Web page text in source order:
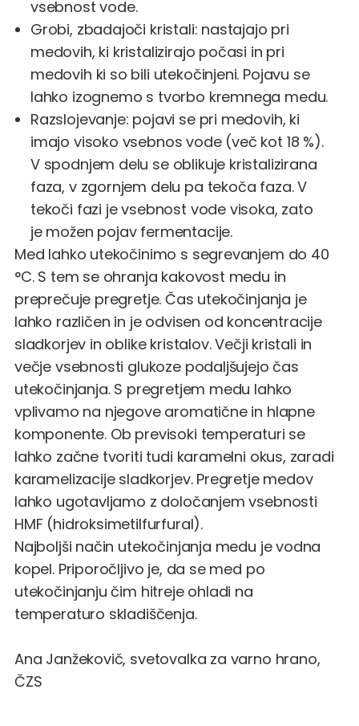
vsebnost vode.
Grobi, zbadajoči kristali: nastajajo pri
medovih, ki kristalizirajo počasi in pri
medovih ki so bili utekočinjeni. Pojavu se
lahko izognemo s tvorbo kremnega medu.
Razslojevanje: pojavi se pri medovih, ki
imajo visoko vsebnos vode (več kot 18 %).
V spodnjem delu se oblikuje kristalizirana
faza, v zgornjem delu pa tekoča faza. V
tekoči fazi je vsebnost vode visoka, zato
je možen pojav fermentacije.
Med lahko utekočinimo s segrevanjem do 40
°C. S tem se ohranja kakovost medu in
preprečuje pregretje. Čas utekočinjanja je
lahko različen in je odvisen od koncentracije
sladkorjev in oblike kristalov. Večji kristali in
večje vsebnosti glukoze podaljšujejo čas
utekočinjanja. S pregretjem medu lahko
vplivamo na njegove aromatične in hlapne
komponente. Ob previsoki temperaturi se
lahko začne tvoriti tudi karamelni okus, zaradi
karamelizacije sladkorjev. Pregretje medov
lahko ugotavljamo z določanjem vsebnosti
HMF (hidroksimetilfurfural).
Najboljši način utekočinjanja medu je vodna
kopel. Priporočljivo je, da se med po
utekočinjanju čim hitreje ohladi na
temperaturo skladiščenja.
Ana Janžekovič, svetovalka za varno hrano,
ČZS